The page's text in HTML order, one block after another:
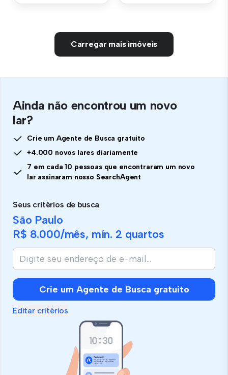
Carregar mais imóveis
Ainda não encontrou um novo
lar?
Crie um Agente de Busca gratuito
+4.000 novos lares diariamente
7 em cada 10 pessoas que encontraram um novo
lar assinaram nosso SearchAgent
Seus critérios de busca
São Paulo
R$ 8.000/mês, mín. 2 quartos
Crie um Agente de Busca gratuito
Editar critérios